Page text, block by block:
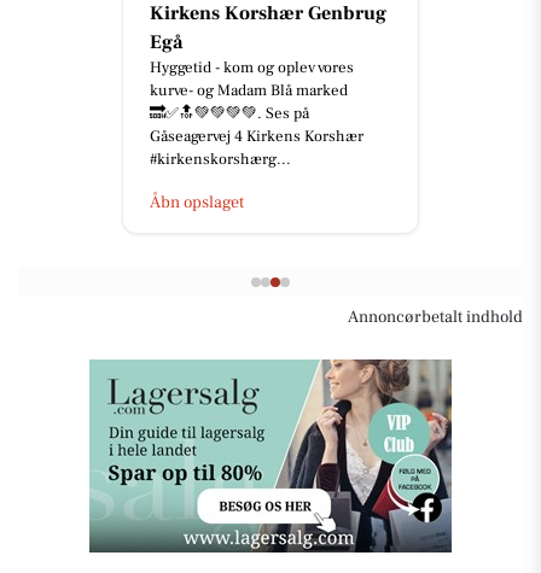
Kirkens Korshær Genbrug
Egå
Hyggetid - kom og oplev vores
kurve- og Madam Blå marked
🔜✅🔝💚💚💚💚. Ses på
Gåseagervej 4 Kirkens Korshær
#kirkenskorshærg...
Åbn opslaget
Annoncørbetalt indhold